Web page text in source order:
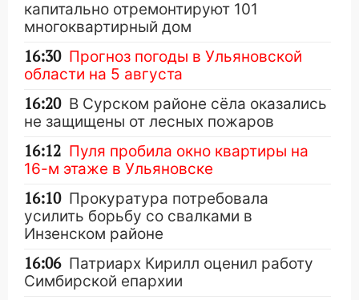
капитально отремонтируют 101
многоквартирный дом
16:30 Прогноз погоды в Ульяновской
области на 5 августа
16:20 В Сурском районе сёла оказались
не защищены от лесных пожаров
16:12 Пуля пробила окно квартиры на
16-м этаже в Ульяновске
16:10 Прокуратура потребовала
усилить борьбу со свалками в
Инзенском районе
16:06 Патриарх Кирилл оценил работу
Симбирской епархии